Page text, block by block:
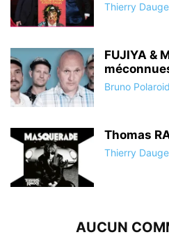
Thierry Dauge
FUJIYA &
Bruno Polaroid
Thomas
Thierry Dauge
AUCUN